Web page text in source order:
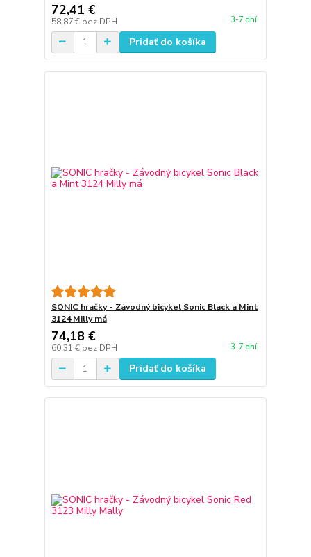
72,41 €
58,87 € bez DPH 3-7 dní
Pridať do košíka
SONIC hračky - Závodný bicykel Sonic Black a Mint
3124 Milly má
74,18 €
60,31 € bez DPH 3-7 dní
Pridať do košíka